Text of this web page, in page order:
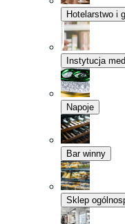
Hotelarstwo i
Instytucja
Napoje
Bar winny
Sklep